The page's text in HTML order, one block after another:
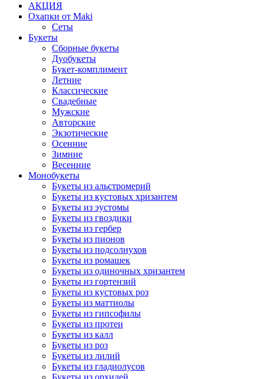
АКЦИЯ
Охапки от Maki
Сеты
Букеты
Сборные букеты
Дуобукеты
Букет-комплимент
Летние
Классические
Свадебные
Мужские
Авторские
Экзотические
Осенние
Зимние
Весенние
Монобукеты
Букеты из альстромерий
Букеты из кустовых хризантем
Букеты из эустомы
Букеты из гвоздики
Букеты из гербер
Букеты из пионов
Букеты из подсолнухов
Букеты из ромашек
Букеты из одиночных хризантем
Букеты из гортензий
Букеты из кустовых роз
Букеты из маттиолы
Букеты из гипсофилы
Букеты из протеи
Букеты из калл
Букеты из роз
Букеты из лилий
Букеты из гладиолусов
Букеты из орхидей